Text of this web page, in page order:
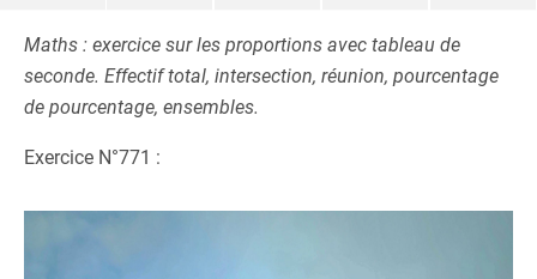
Maths : exercice sur les proportions avec tableau de
seconde. Effectif total, intersection, réunion, pourcentage
de pourcentage, ensembles.
Exercice N°771 :